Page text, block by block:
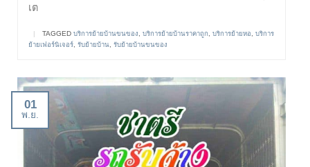
เต
| TAGGED บริการย้ายบ้านขนของ บริการย้ายบ้านราคาถูก บริการย้ายหอ
บริการ
ย้ายเฟอร์นิเจอร์ รับย้ายบ้าน รับย้ายบ้านขนของ
01
พ.ย.